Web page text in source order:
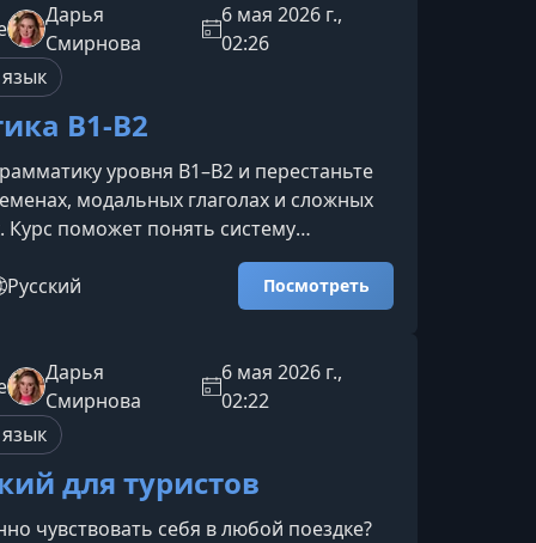
и регулярных действий.Future
уверенно говорить о будущих планах
Simple — для рассказа о з
Дарья
Смирнова
6 мая 2026 г.,
02:26
В1-B2
уровня B1–B2 и перестаньте
модальных глаголах и сложных
Курс поможет понять систему
языка так, чтобы вы говорили уверенно,
— как продвинутый
вы изучите на курсеМодальные
правильно применять их в
— от советов до выражения
вероятности.Пассив
Русский Посмотреть
Дарья
Смирнова
6 мая 2026 г.,
02:22
для туристов
чувствовать себя в любой поездке?